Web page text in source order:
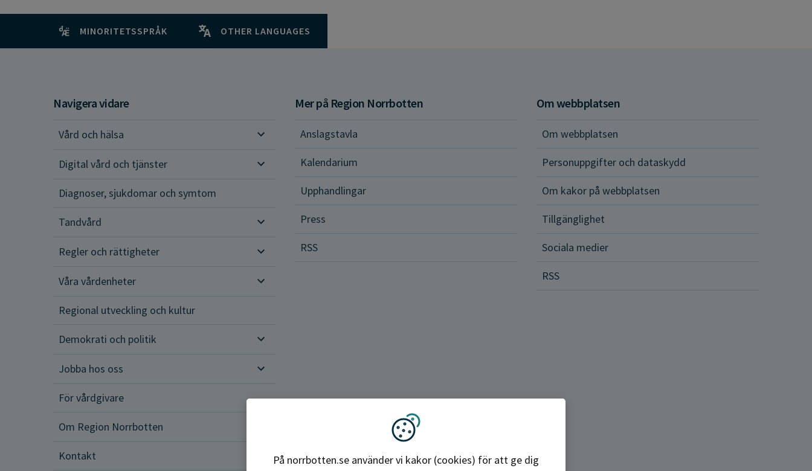
MINORITETSSPRÅK OTHER LANGUAGES
Navigera vidare
Vård och hälsa
Vård och hälsa
Digital vård och tjänster
Diagnoser, sjukdomar och symtom
Tandvård
Regler och rättigheter
Regler och rättigheter
Våra vårdenheter
Regional utveckling och kultur
Demokrati och politik
Jobba hos oss
För vårdgivare
Om Region Norrbotten
Kontakt
Mer på Region Norrbotten
Anslagstavla
Kalendarium
Upphandlingar
Press
RSS
Om webbplatsen
Om webbplatsen
Personuppgifter och dataskydd
Om kakor på webbplatsen
Tillgänglighet
Sociala medier
RSS
Vi använder kakor
På norrbotten.se använder vi kakor (cookies) för att ge dig